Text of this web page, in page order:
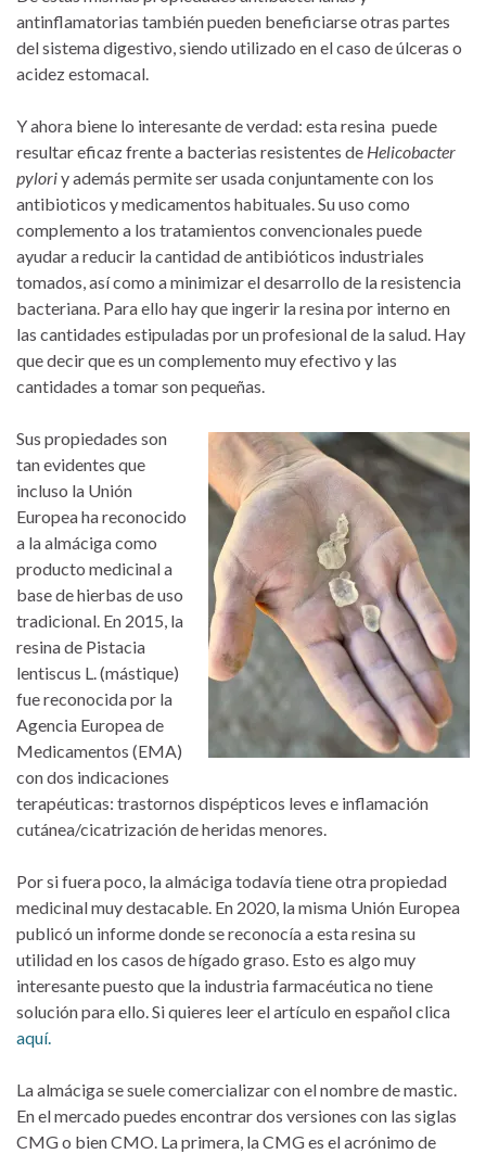
antinflamatorias también pueden beneficiarse otras partes
del sistema digestivo, siendo utilizado en el caso de úlceras o
acidez estomacal.
Y ahora biene lo interesante de verdad: esta resina puede
resultar eficaz frente a bacterias resistentes de Helicobacter
pyloriy además permite ser usada conjuntamente con los
antibioticos y medicamentos habituales.Su uso como
complemento a los tratamientos convencionales puede
ayudar a reducir la cantidad de antibióticos industriales
tomados, así como a minimizar el desarrollo de la resistencia
bacteriana. Para ello hay que ingerir la resina por interno en
las cantidades estipuladas por un profesional de la salud. Hay
que decir que es un complemento muy efectivo y las
cantidades a tomar son pequeñas.
Sus propiedades son
tan evidentes que
incluso la Unión
Europea ha reconocido
a la almáciga como
producto medicinal a
base de hierbas de uso
tradicional. En 2015, la
resina de Pistacia
lentiscus L. (mástique)
fue reconocida por la
Agencia Europea de
Medicamentos (EMA)
con dos indicaciones
terapéuticas: trastornos dispépticos leves e inflamación
cutánea/cicatrización de heridas menores.
Por si fuera poco, la almáciga todavía tiene otra propiedad
medicinal muy destacable. En 2020, la misma Unión Europea
publicó un informe donde se reconocía a esta resina su
utilidad en los casos de hígado graso. Esto es algo muy
interesante puesto que la industria farmacéutica no tiene
solución para ello. Si quieres leer el artículo en español clica
aquí.
La almáciga se suele comercializar con el nombre de mastic.
En el mercado puedes encontrar dos versiones con las siglas
CMG o bien CMO. La primera, la CMG es el acrónimo de